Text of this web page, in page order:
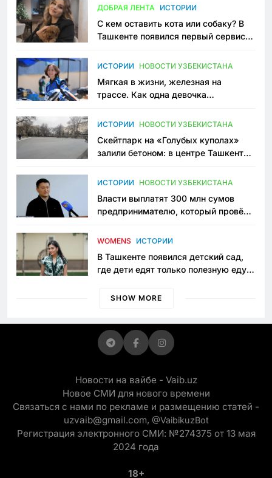
ДОБРАЯ ЛЕНТА ИСТОРИИ
С кем оставить кота или собаку? В
Ташкенте появился первый сервис
ИСТОРИИ НОВОСТИ УЗБЕКИСТАНА
Мягкая в жизни, железная на
трассе. Как одна девочка
Узбекистане
ИСТОРИИ НОВОСТИ УЗБЕКИСТАНА
Скейтпарк на «Голубых куполах»
залили бетоном: в центре Ташкента
пространство
ИСТОРИИ НОВОСТИ УЗБЕКИСТАНА
Власти выплатят 300 млн сумов
предпринимателю, который провёл
приговору
WOMENS ИСТОРИИ
В Ташкенте появился детский сад,
где дети едят только полезную еду.
просить «кашу без сахара»
SHOW MORE
Новости на вайбе - Vaib.uz
Новое СМИ для нового времени
Связаться с нами по рекламе и размещению статей -
uzvaib@gmail.com, @VaibikuzBot
Регистрация электронного СМИ: №274375 от 13 мая
2024 года
18+